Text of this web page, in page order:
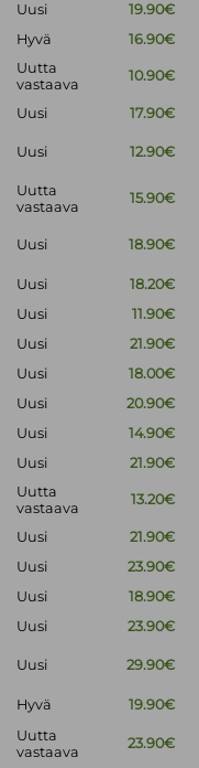
Uusi
19.90€
Hyvä 16.90€
Uutta
vastaava
10.90€
Uusi
17.90€
Uusi 12.90€
Uutta
vastaava
15.90€
Uusi 18.90€
Uusi
18.20€
Uusi
11.90€
Uusi
21.90€
Uusi
18.00€
Uusi
20.90€
Uusi
14.90€
Uusi 21.90€
Uutta
vastaava
13.20€
Uusi
21.90€
Uusi
23.90€
Uusi
18.90€
Uusi
23.90€
Uusi 29.90€
Hyvä
19.90€
Uutta
vastaava
23.90€